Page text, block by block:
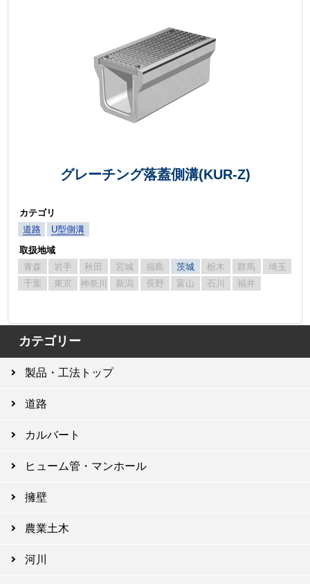
グレーチング落蓋側溝(KUR-Z)
カテゴリ
道路
U型側溝
取扱地域
青森
岩手 秋田 宮城 福島 茨城 栃木 群馬
埼玉
千葉
東京 神奈川 新潟 長野 富山 石川 福井
カテゴリー
製品・工法トップ
道路
カルバート
ヒューム管・マンホール
擁壁
農業土木
河川